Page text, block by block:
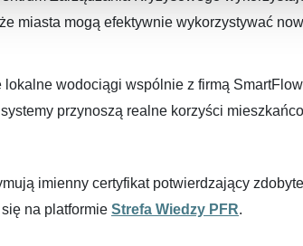
miasta mogą efektywnie wykorzystywać
wodociągi wspólnie z firmą
przynoszą realne korzyści
imienny certyfikat potwierdzający
na platformie Strefa Wiedzy PFR.